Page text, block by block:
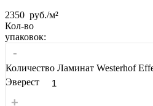
2350 руб./м²
Кол-во
упаковок:
-
Количество Ламинат Westerhof
Эверест
+